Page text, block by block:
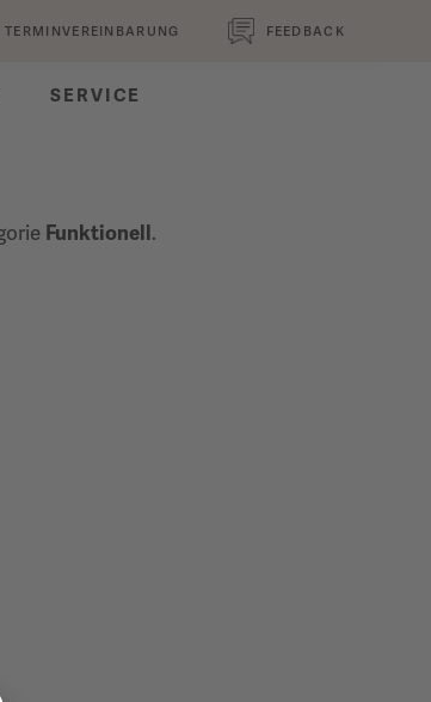
TERMINVEREINBARUNG FEEDBACK
SERVICE
Funktionell.